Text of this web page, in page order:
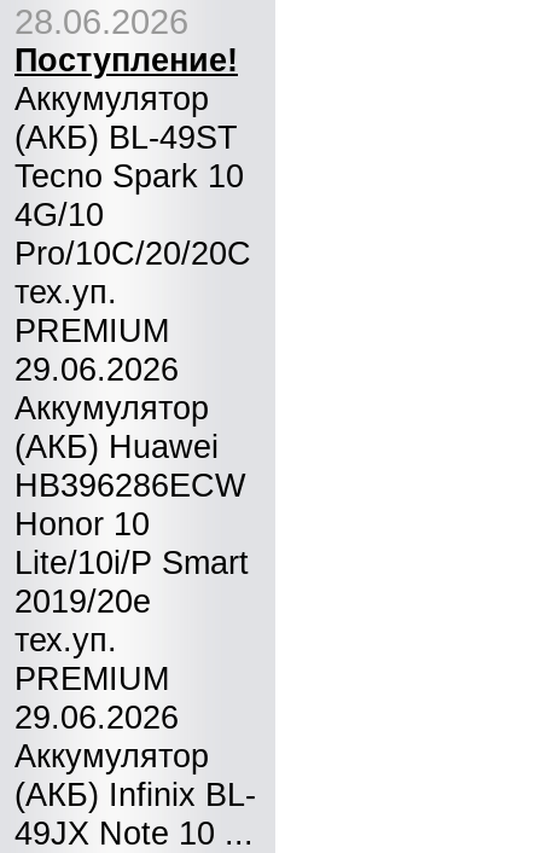
28.06.2026
Поступление!
Аккумулятор
(АКБ) BL-49ST
Tecno Spark 10
4G/10
Pro/10C/20/20C
тех.уп.
PREMIUM
29.06.2026
Аккумулятор
(АКБ) Huawei
HB396286ECW
Honor 10
Lite/10i/P Smart
2019/20e
тех.уп.
PREMIUM
29.06.2026
Аккумулятор
(АКБ) Infinix BL-
49JX Note 10 ...